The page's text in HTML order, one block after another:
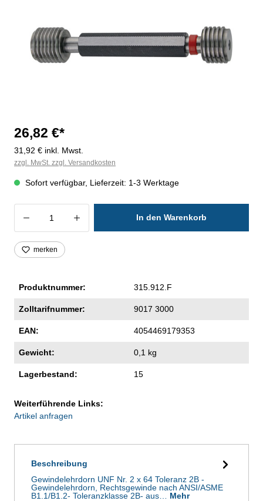
26,82 €*
31,92 € inkl. Mwst.
zzgl. MwSt. zzgl. Versandkosten
Sofort verfügbar, Lieferzeit: 1-3 Werktage
Produkt Anzahl: Gib den gewünschten
In den Warenkorb
merken
Produktnummer: 315.912.F
Zolltarifnummer: 9017 3000
EAN: 4054469179353
Gewicht: 0,1 kg
Lagerbestand: 15
Weiterführende Links:
Artikel anfragen
Beschreibung
Gewindelehrdorn UNF Nr. 2 x 64 Toleranz 2B -
Gewindelehrdorn, Rechtsgewinde nach ANSI/ASME
B1.1/B1.2- Toleranzklasse 2B- aus… Mehr